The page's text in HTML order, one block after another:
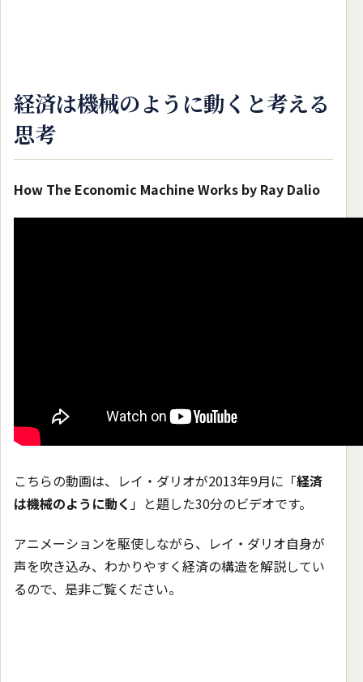
経済は機械のように動くと考える
思考
How The Economic Machine Works by Ray Dalio
こちらの動画は、レイ・ダリオが2013年9月に「経済
は機械のように動く 」と題した30分のビデオです。
アニメーションを駆使しながら、レイ・ダリオ自身が
声を吹き込み、わかりやすく経済の構造を解説してい
るので、是非ご覧ください。